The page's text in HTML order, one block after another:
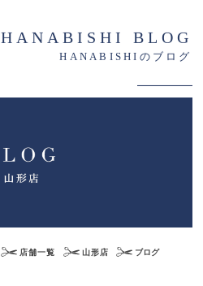
HANABISHI BLOG
HANABISHIのブログ
店舗一覧 山形店 ブログ